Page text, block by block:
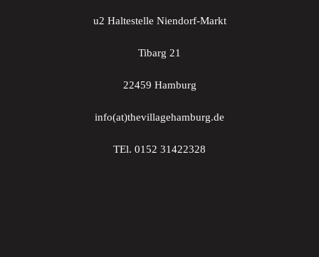
u2 Haltestelle Niendorf-Markt
Tibarg 21
22459 Hamburg
info(at)thevillagehamburg.de
TEl. 0152 31422328